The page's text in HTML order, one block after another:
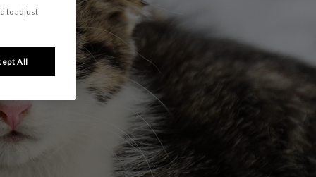
to adjust
All